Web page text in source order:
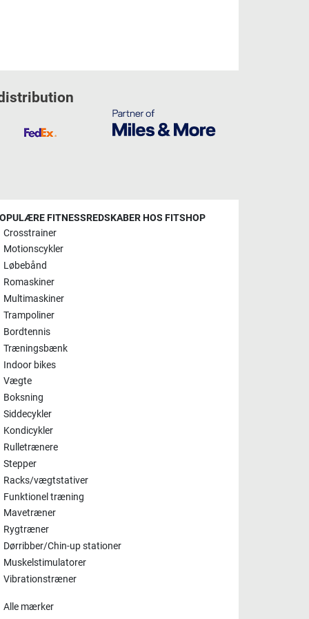
FITNESSREDSKABER HOS FITSHOP
Crosstrainer
Motionscykler
Løbebånd
Romaskiner
Multimaskiner
Trampoliner
Bordtennis
Træningsbænk
Indoor bikes
Vægte
Boksning
Siddecykler
Kondicykler
Rulletrænere
Stepper
Racks/vægtstativer
Funktionel træning
Mavetræner
Rygtræner
Dørribber/Chin-up stationer
Muskelstimulatorer
Vibrationstræner
Alle mærker